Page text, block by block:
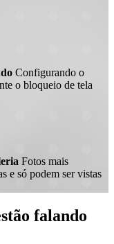
Configurando o
o bloqueio de tela
Fotos mais
e só podem ser vistas
falando